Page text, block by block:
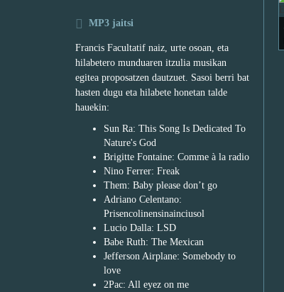
MP3 jaitsi
Francis Facultatif naiz, urte osoan, eta
hilabetero munduaren itzulia musikan
egitea proposatzen dautzuet. Sasoi berri bat
hasten dugu eta hilabete honetan talde
hauekin:
Sun Ra: This Song Is Dedicated To
Nature's God
Brigitte Fontaine: Comme à la radio
Nino Ferrer: Freak
Them: Baby please don’t go
Adriano Celentano:
Prisencolinensinainciusol
Lucio Dalla: LSD
Babe Ruth: The Mexican
Jefferson Airplane: Somebody to
love
2Pac: All eyez on me